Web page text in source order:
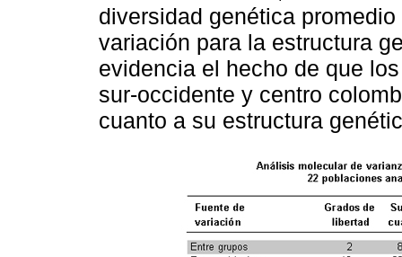
diversidad genética promedio
variación para la estructura
evidencia el hecho de que
sur-occidente y centro
cuanto a su estructura